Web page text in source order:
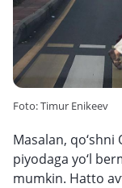
Foto: Timur Enikeev
Masalan,
piyodaga yo‘l
mumkin. Hatto